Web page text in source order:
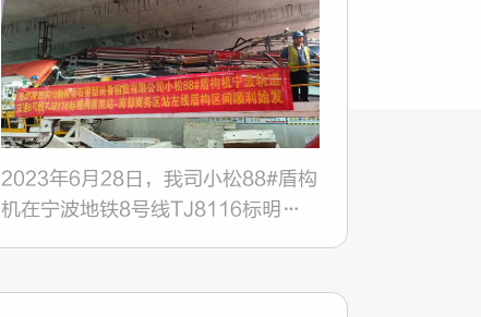
2023年6月28日，我司小松88#盾构
机在宁波地铁8号线TJ8116标明州